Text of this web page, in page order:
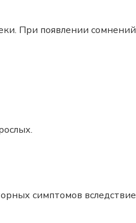
При появлении сомнений
симптомов вследствие